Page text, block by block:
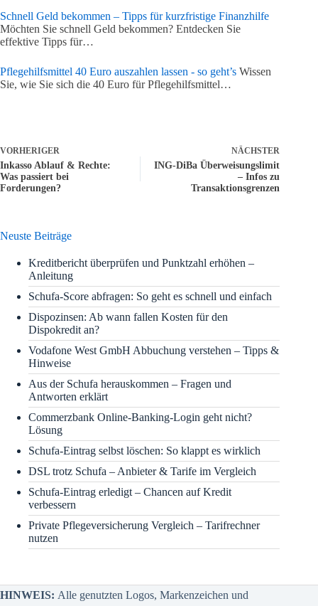
Schnell Geld bekommen – Tipps für kurzfristige Finanzhilfe
Möchten Sie schnell Geld bekommen? Entdecken Sie
effektive Tipps für…
Pflegehilfsmittel 40 Euro auszahlen lassen - so geht’s Wissen
Sie, wie Sie sich die 40 Euro für Pflegehilfsmittel…
VORHERIGER
Inkasso Ablauf & Rechte:
Was passiert bei
Forderungen?
NÄCHSTER
ING-DiBa Überweisungslimit
– Infos zu
Transaktionsgrenzen
Neuste Beiträge
Kreditbericht überprüfen und Punktzahl erhöhen –
Anleitung
Schufa-Score abfragen: So geht es schnell und einfach
Dispozinsen: Ab wann fallen Kosten für den
Dispokredit an?
Vodafone West GmbH Abbuchung verstehen – Tipps &
Hinweise
Aus der Schufa herauskommen – Fragen und
Antworten erklärt
Commerzbank Online-Banking-Login geht nicht?
Lösung
Schufa-Eintrag selbst löschen: So klappt es wirklich
DSL trotz Schufa – Anbieter & Tarife im Vergleich
Schufa-Eintrag erledigt – Chancen auf Kredit
verbessern
Private Pflegeversicherung Vergleich – Tarifrechner
nutzen
HINWEIS: Alle genutzten Logos, Markenzeichen und